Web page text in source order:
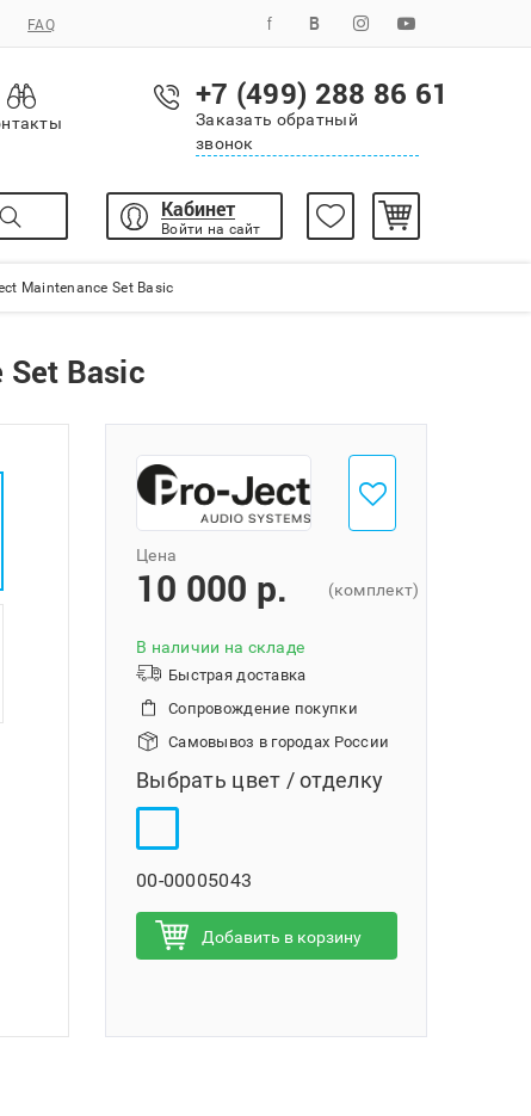
FAQ
+7 (499) 288 86 61
Заказать обратный
звонок
Кабинет
Войти на сайт
Maintenance Set Basic
Basic
Добавить в избранное
Цена
10 000 p. (комплект)
В наличии на складе
Быстрая доставка
Сопровождение покупки
Самовывоз в городах России
Выбрать цвет / отделку
00-00005043
Добавить в корзину